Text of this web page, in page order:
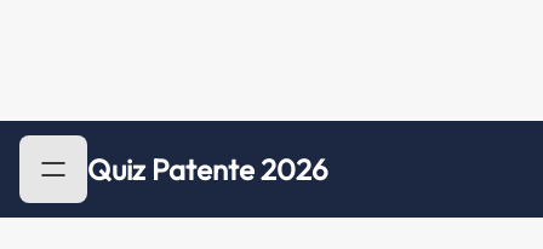
Quiz Patente 2026